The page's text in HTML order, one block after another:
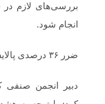
بررسی‌های لازم
انجام شود.
ضرر ۳۶ درصدی پالایشگاه بندرعباس
دبیر انجمن صنفی